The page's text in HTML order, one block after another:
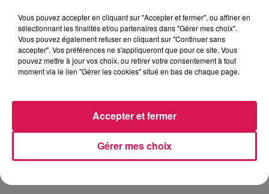
Vous pouvez accepter en cliquant sur "Accepter et fermer", ou affiner en
sélectionnant les finalités et/ou partenaires dans "Gérer mes choix".
Vous pouvez également refuser en cliquant sur "Continuer sans
accepter". Vos préférences ne s'appliqueront que pour ce site. Vous
pouvez mettre à jour vos choix, ou retirer votre consentement à tout
moment via le lien "Gérer les cookies" situé en bas de chaque page.
Gérer mes choix
Accepter et fermer